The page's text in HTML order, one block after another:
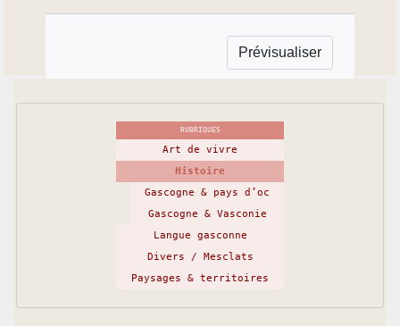
RUBRIQUES
Art de vivre
Histoire
Gascogne & pays d’oc
Gascogne & Vasconie
Langue gasconne
Divers / Mesclats
Paysages & territoires